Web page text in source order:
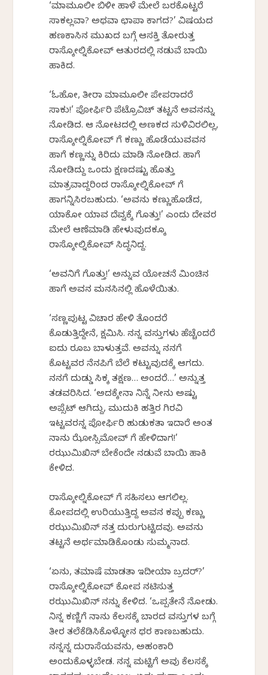
‘ಮಾಮೂಲೀ ಬಿಳೀ ಹಾಳೆ ಮೇಲೆ ಬರಕೊಟ್ಟರೆ
ಸಾಕಲ್ಲವಾ? ಅಥವಾ ಛಾಪಾ ಕಾಗದ?’ ವಿಷಯದ
ಹಣಕಾಸಿನ ಮುಖದ ಬಗ್ಗೆ ಆಸಕ್ತಿ ತೋರುತ್ತ
ರಾಸ್ಕೋಲ್ನಿಕೋವ್ ಆತುರದಲ್ಲಿ ನಡುವೆ ಬಾಯಿ
ಹಾಕಿದ.
‘ಓಹೋ, ತೀರಾ ಮಾಮೂಲೀ ಪೇಪರಾದರೆ
ಸಾಕು!’ ಪೋರ್ಫಿರಿ ಪೆಟ್ರೊವಿಚ್ ತಟ್ಟನೆ ಅವನನ್ನು
ನೋಡಿದ. ಆ ನೋಟದಲ್ಲಿ ಅಣಕದ ಸುಳಿವಿರಲಿಲ್ಲ,
ರಾಸ್ಕೋಲ್ನಿಕೋವ್‍ ಗೆ ಕಣ್ಣು ಹೊಡೆಯುವವನ
ಹಾಗೆ ಕಣ್ಣನ್ನು ಕಿರಿದು ಮಾಡಿ ನೋಡಿದ. ಹಾಗೆ
ನೋಡಿದ್ದು ಒಂದು ಕ್ಷಣದಷ್ಟು ಹೊತ್ತು
ಮಾತ್ರವಾದ್ದರಿಂದ ರಾಸ್ಕೋಲ್ನಿಕೋವ್‍ ಗೆ
ಹಾಗನ್ನಿಸಿರಬಹುದು. ‘ಅವನು ಕಣ್ಣುಹೊಡೆದ,
ಯಾಕೋ ಯಾವ ದೆವ್ವಕ್ಕೆ ಗೊತ್ತು!’ ಎಂದು ದೇವರ
ಮೇಲೆ ಆಣೆಮಾಡಿ ಹೇಳುವುದಕ್ಕೂ
ರಾಸ್ಕೋಲ್ನಿಕೋವ್ ಸಿದ್ಧನಿದ್ದ.
‘ಅವನಿಗೆ ಗೊತ್ತು!’ ಅನ್ನುವ ಯೋಚನೆ ಮಿಂಚಿನ
ಹಾಗೆ ಅವನ ಮನಸಿನಲ್ಲಿ ಹೊಳೆಯಿತು.
‘ಸಣ್ಣಪುಟ್ಟ ವಿಚಾರ ಹೇಳಿ ತೊಂದರೆ
ಕೊಡುತ್ತಿದ್ದೇನೆ, ಕ್ಷಮಿಸಿ. ನನ್ನ ವಸ್ತುಗಳು ಹೆಚ್ಚೆಂದರೆ
ಐದು ರೂಬಲ್ ಬಾಳುತ್ತವೆ. ಅವನ್ನು ನನಗೆ
ಕೊಟ್ಟವರ ನೆನಪಿಗೆ ಬೆಲೆ ಕಟ್ಟುವುದಕ್ಕೆ ಆಗದು.
ನನಗೆ ದುಡ್ಡು ಸಿಕ್ಕ ತಕ್ಷಣ… ಅಂದರೆ…’ ಅನ್ನುತ್ತ
ತಡವರಿಸಿದ. ‘ಅದಕ್ಕೇನಾ ನಿನ್ನೆ ನೀನು ಅಷ್ಟು
ಅಪ್ಸೆಟ್ ಆಗಿದ್ದು, ಮುದುಕಿ ಹತ್ತಿರ ಗಿರವಿ
ಇಟ್ಟವರನ್ನ ಪೋರ್ಫಿರಿ ಹುಡುಕತಾ ಇದಾರೆ ಅಂತ
ನಾನು ಝೋಸ್ಸಿಮೋವ್‍ ಗೆ ಹೇಳಿದಾಗ!’
ರಝುಮಿಖಿನ್ ಬೇಕೆಂದೇ ನಡುವೆ ಬಾಯಿ ಹಾಕಿ
ಕೇಳಿದ.
ರಾಸ್ಕೋಲ್ನಿಕೋವ್‍ ಗೆ ಸಹಿಸಲು ಆಗಲಿಲ್ಲ.
ಕೋಪದಲ್ಲಿ ಉರಿಯುತ್ತಿದ್ದ ಅವನ ಕಪ್ಪು ಕಣ್ಣು
ರಝುಮಿಖಿನ್‍ ನತ್ತ ದುರುಗುಟ್ಟಿದವು. ಅವನು
ತಟ್ಟನೆ ಅರ್ಥಮಾಡಿಕೊಂಡು ಸುಮ್ಮನಾದ.
‘ಏನು, ತಮಾಷೆ ಮಾಡತಾ ಇದೀಯಾ ಬ್ರದರ್?’
ರಾಸ್ಕೋಲ್ನಿಕೋವ್ ಕೋಪ ನಟಿಸುತ್ತ
ರಝುಮಿಖಿನ್ ನನ್ನು ಕೇಳಿದ. ‘ಒಪ್ಪತೇನೆ ನೋಡು.
ನಿನ್ನ ಕಣ್ಣಿಗೆ ನಾನು ಕೆಲಸಕ್ಕೆ ಬಾರದ ವಸ್ತುಗಳ ಬಗ್ಗೆ
ತೀರ ತಲೆಕೆಡಿಸಿಕೊಳ್ಳೋನ ಥರ ಕಾಣಬಹುದು.
ನನ್ನನ್ನ ದುರಾಸೆಯವನು, ಅಹಂಕಾರಿ
ಅಂದುಕೊಳ್ಳಬೇಡ. ನನ್ನ ಮಟ್ಟಿಗೆ ಅವು ಕೆಲಸಕ್ಕೆ